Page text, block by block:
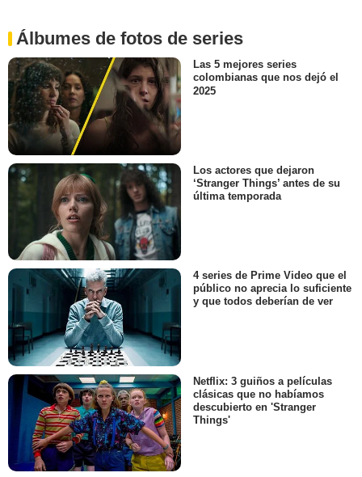
Álbumes de fotos de series
Las 5 mejores series
colombianas que nos dejó el
2025
Los actores que dejaron
‘Stranger Things’ antes de su
última temporada
4 series de Prime Video que el
público no aprecia lo suficiente
y que todos deberían de ver
Netflix: 3 guiños a películas
clásicas que no habíamos
descubierto en 'Stranger
Things'